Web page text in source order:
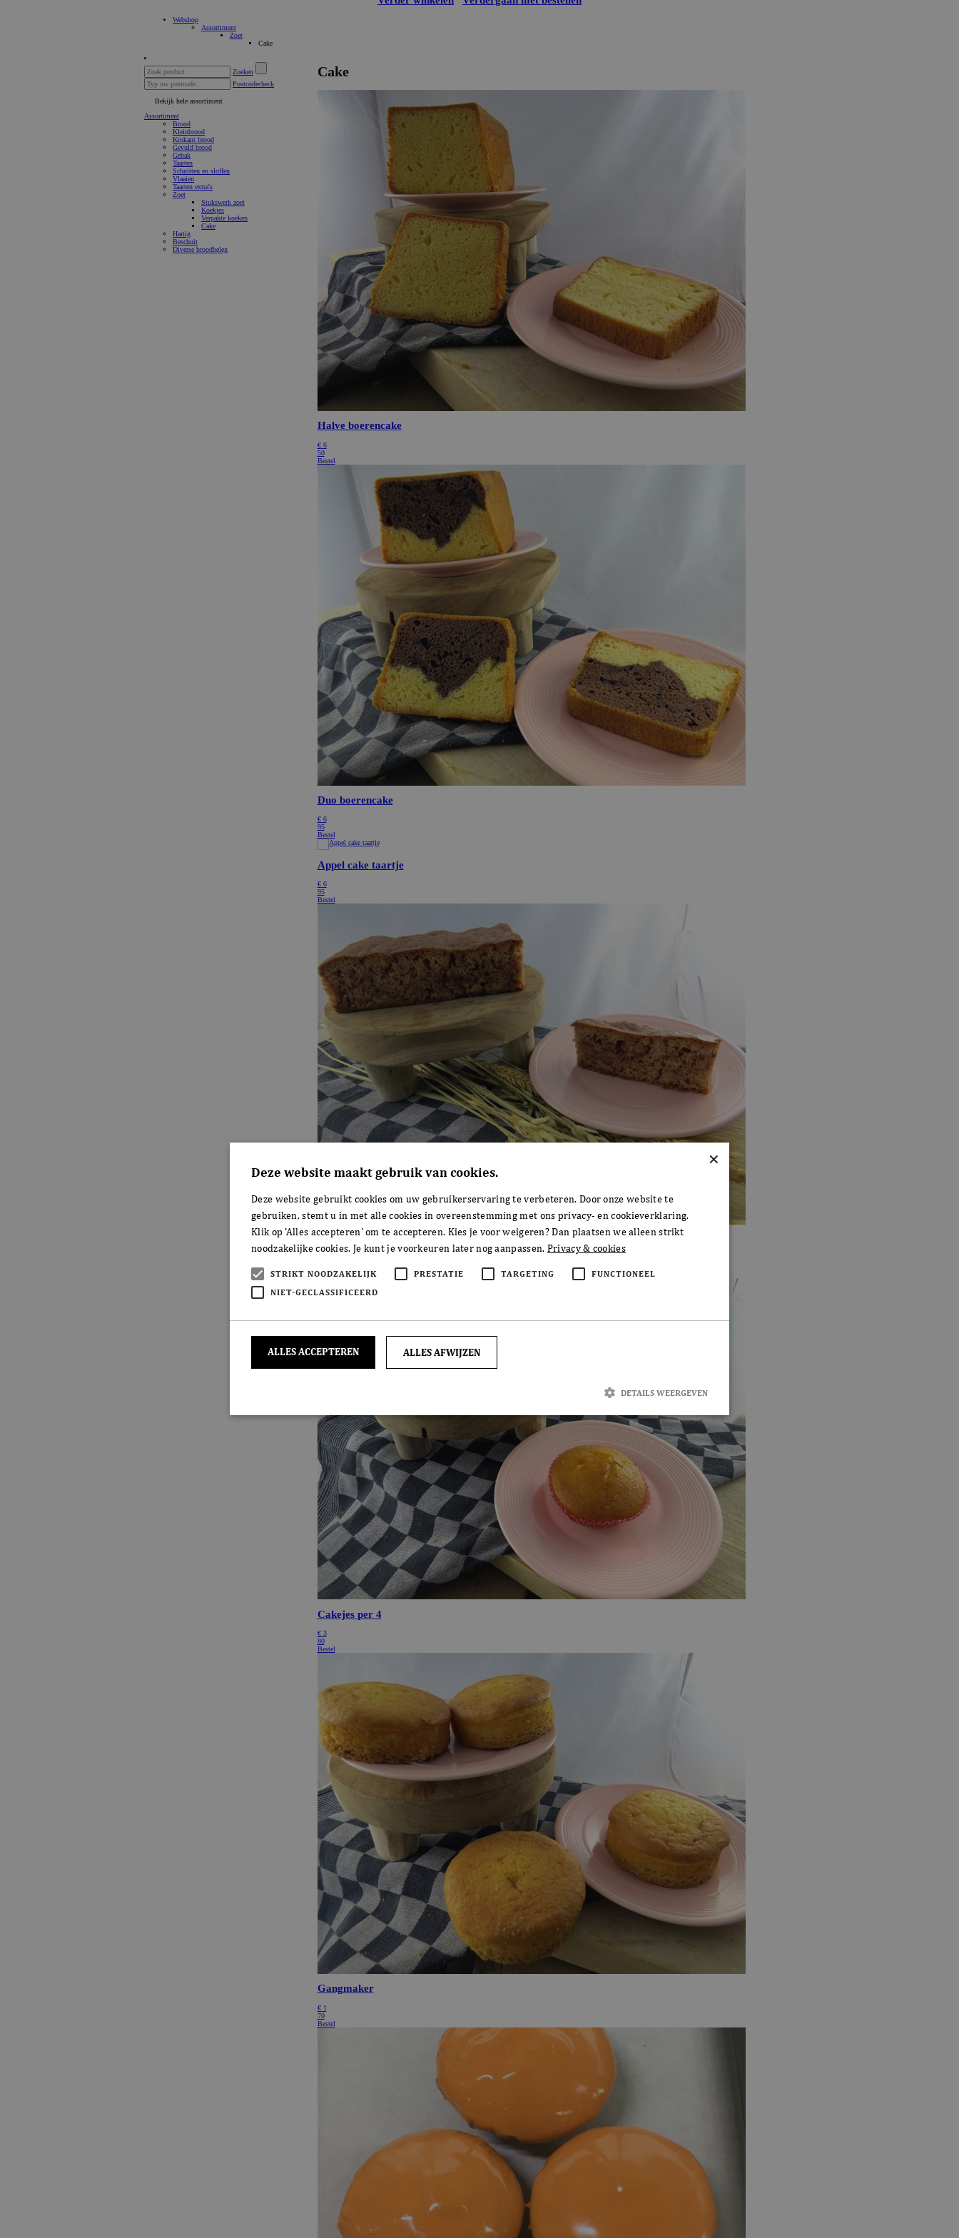
×
Deze website maakt gebruik van cookies.
Deze website gebruikt cookies om uw gebruikerservaring te verbeteren. Door onze website te
gebruiken, stemt u in met alle cookies in overeenstemming met ons privacy- en cookieverklaring.
Klik op 'Alles accepteren' om te accepteren. Kies je voor weigeren? Dan plaatsen we alleen strikt
noodzakelijke cookies. Je kunt je voorkeuren later nog aanpassen. Privacy & cookies
STRIKT NOODZAKELIJK PRESTATIE TARGETING
FUNCTIONEEL
NIET-GECLASSIFICEERD
ALLES ACCEPTEREN ALLES AFWIJZEN
DETAILS WEERGEVEN
Strikt noodzakelijk Prestatie Targeting Functioneel Niet-geclassificeerd
Strikt noodzakelijke cookies maken de kernfunctionaliteiten van de website mogelijk, zoals gebruikersaanmelding en accountbeheer.
De website kan niet goed worden gebruikt zonder de strikt noodzakelijke cookies.
Aanbieder / Domein Vervaldatum Omschrijving
CookieScriptConsent
CookieScript
bakkerdejager.nl
1 maand
Deze cookie wordt gebruikt door de Cookie-Script.com-
service om de cookievoorkeuren van bezoekers te
onthouden. De cookie-banner van Cookie-Script.com is
noodzakelijk om correct te werken.
ASP.NET_SessionId
Microsoft Corporation
webshop.bakkerdejager.nl
Deze cookie wordt ingesteld door Doubleclick en voert
informatie uit over hoe de eindgebruiker de website
gebruikt en over eventuele advertenties die de
eindgebruiker heeft gezien voordat hij de genoemde
Domein
Omschrijving
Google LLC
.bakkerdejager.nl
Deze cookie wordt geplaatst door Google Analytics. Het slaat een unieke waarde
op voor elke bezochte pagina en werkt deze bij en wordt gebruikt om
paginaweergaven te tellen en bij te houden.
.bakkerdejager.nl
1 jaar 1
Deze cookienaam is gekoppeld aan Google Universal Analytics - wat een
belangrijke update is van de meer algemeen gebruikte analyseservice van Google.
Deze cookie wordt gebruikt om unieke gebruikers te onderscheiden door een
willekeurig gegenereerd nummer toe te wijzen als klant-ID. Het is opgenomen in
elk paginaverzoek op een site en wordt gebruikt om bezoekers-, sessie- en
campagnegegevens te berekenen voor de analyserapporten van de site.
Aanbieder / Domein Vervaldatum
gdprcookienotice 1 maand